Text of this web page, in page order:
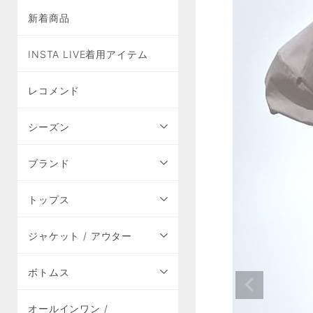
新着商品
INSTA LIVE着用アイテム
レコメンド
シーズン
ブランド
トップス
ジャケット / アウター
ボトムス
オールインワン /